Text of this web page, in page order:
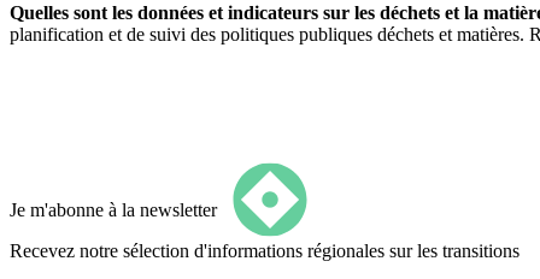
Quelles sont les données et indicateurs sur les déchets et la
planification et de suivi des politiques publiques déchets et matières.
Je m'abonne à la newsletter
Recevez notre sélection d'informations régionales sur les transitions